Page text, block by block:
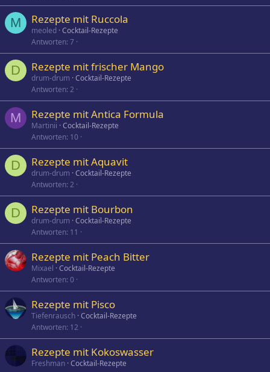
M Rezepte mit Ruccola
meoled Cocktail-Rezepte
Antworten 7
D Rezepte mit frischer Mango
drum-drum Cocktail-Rezepte
Antworten 2
M Rezepte mit Antica Formula
Martinii Cocktail-Rezepte
Antworten 10
D Rezepte mit Aquavit
drum-drum Cocktail-Rezepte
Antworten 2
D Rezepte mit Bourbon
drum-drum Cocktail-Rezepte
Antworten 11
Rezepte mit Peach Bitter
Mixael Cocktail-Rezepte
Antworten 0
Rezepte mit Pisco
Tiefenrausch Cocktail-Rezepte
Antworten 12
Rezepte mit Kokoswasser
Freshman Cocktail-Rezepte